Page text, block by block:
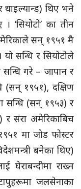
थाइल्यान्ड) थिए भने
‘सियोटो’ का तीन
सन् १९५१ मै
सन्धि र सियोटोले
गरे – जापान र
(सन् १९५१), दक्षिण
सन्धि (सन् १९५३) र
र संरा अमेरिकाबिच
मा जोड फोस्टर
बनेका थिए)
घेराबन्दीमा राख्न
टापुहरूमा जलसेनाका